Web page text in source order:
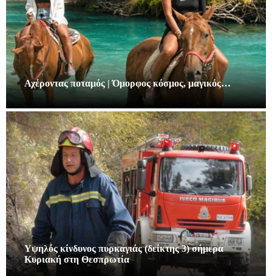
Αχέροντας ποταμός | Όμορφος κόσμος, μαγικός…
Υψηλός κίνδυνος πυρκαγιάς (δείκτης 3) σήμερα
Κυριακή στη Θεσπρωτία